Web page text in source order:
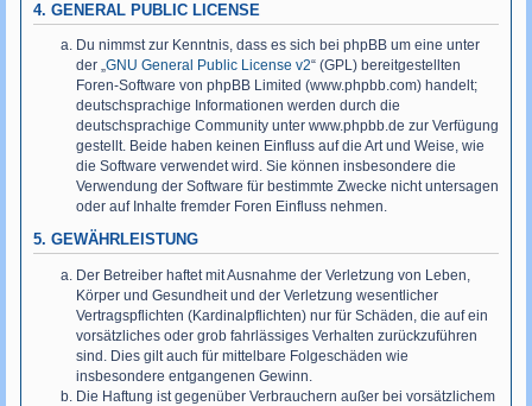
4. GENERAL PUBLIC LICENSE
Du nimmst zur Kenntnis, dass es sich bei phpBB um eine unter
der „GNU General Public License v2“ (GPL) bereitgestellten
Foren-Software von phpBB Limited (www.phpbb.com) handelt;
deutschsprachige Informationen werden durch die
deutschsprachige Community unter www.phpbb.de zur Verfügung
gestellt. Beide haben keinen Einfluss auf die Art und Weise, wie
die Software verwendet wird. Sie können insbesondere die
Verwendung der Software für bestimmte Zwecke nicht untersagen
oder auf Inhalte fremder Foren Einfluss nehmen.
5. GEWÄHRLEISTUNG
Der Betreiber haftet mit Ausnahme der Verletzung von Leben,
Körper und Gesundheit und der Verletzung wesentlicher
Vertragspflichten (Kardinalpflichten) nur für Schäden, die auf ein
vorsätzliches oder grob fahrlässiges Verhalten zurückzuführen
sind. Dies gilt auch für mittelbare Folgeschäden wie
insbesondere entgangenen Gewinn.
Die Haftung ist gegenüber Verbrauchern außer bei vorsätzlichem